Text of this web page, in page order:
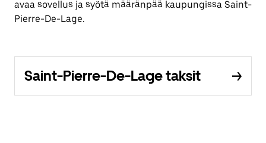
avaa sovellus ja syötä määränpää kaupungissa Saint-
Pierre-De-Lage.
Saint-Pierre-De-Lage taksit